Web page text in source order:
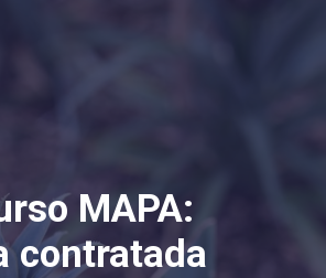
MAPA:
contratada